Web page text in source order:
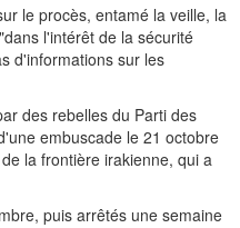
le procès, entamé la veille, la
l'intérêt de la sécurité
d'informations sur les
des rebelles du Parti des
embuscade le 21 octobre
la frontière irakienne, qui a
puis arrêtés une semaine